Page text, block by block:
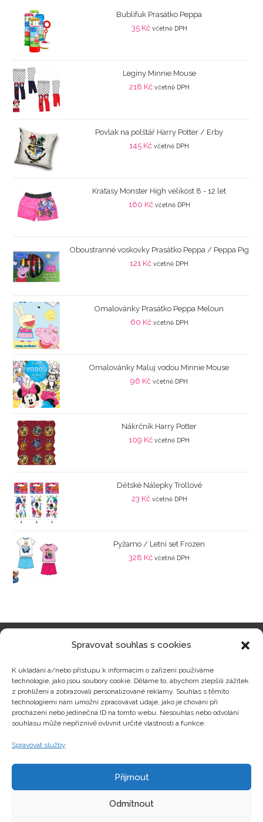
Spravovat souhlas s cookies
K ukládání a/nebo přístupu k informacím o zařízení používáme
technologie, jako jsou soubory cookie. Děláme to, abychom zlepšili zážitek
z prohlížení a zobrazovali personalizované reklamy. Souhlas s těmito
technologiemi nám umožní zpracovávat údaje, jako je chování při
procházení nebo jedinečná ID na tomto webu. Nesouhlas nebo odvolání
souhlasu může nepříznivě ovlivnit určité vlastnosti a funkce.
Spravovat služby
Přijmout
Odmítnout
Bublifuk Prasátko Peppa
35 Kč včetně DPH
Legíny Minnie Mouse
218 Kč včetně DPH
Povlak na polštář Harry Potter / Erby
145 Kč včetně DPH
Kraťasy Monster High velikost 8 - 12 let
160 Kč včetně DPH
Oboustranné voskovky Prasátko Peppa / Peppa Pig
121 Kč včetně DPH
Omalovánky Prasátko Peppa Meloun
60 Kč včetně DPH
Omalovánky Maluj vodou Minnie Mouse
96 Kč včetně DPH
Nákrčník Harry Potter
109 Kč včetně DPH
Dětské Nálepky Trollové
23 Kč včetně DPH
Pyžamo / Letní set Frozen
328 Kč včetně DPH
Zajímavosti
Kontakty